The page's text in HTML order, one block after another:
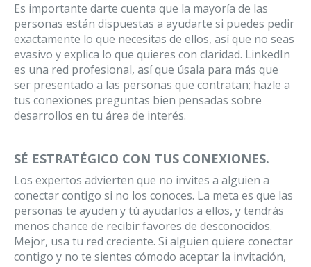
Es importante darte cuenta que la mayoría de las
personas están dispuestas a ayudarte si puedes pedir
exactamente lo que necesitas de ellos, así que no seas
evasivo y explica lo que quieres con claridad. LinkedIn
es una red profesional, así que úsala para más que
ser presentado a las personas que contratan; hazle a
tus conexiones preguntas bien pensadas sobre
desarrollos en tu área de interés.
SÉ ESTRATÉGICO CON TUS CONEXIONES.
Los expertos advierten que no invites a alguien a
conectar contigo si no los conoces. La meta es que las
personas te ayuden y tú ayudarlos a ellos, y tendrás
menos chance de recibir favores de desconocidos.
Mejor, usa tu red creciente. Si alguien quiere conectar
contigo y no te sientes cómodo aceptar la invitación,